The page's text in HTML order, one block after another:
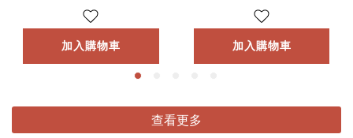
加入購物車 加入購物車
查看更多